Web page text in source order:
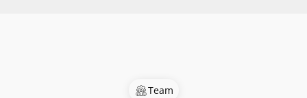
Team